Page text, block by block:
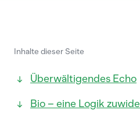
Inhalte dieser Seite
Überwältigendes Echo
Bio – eine Logik